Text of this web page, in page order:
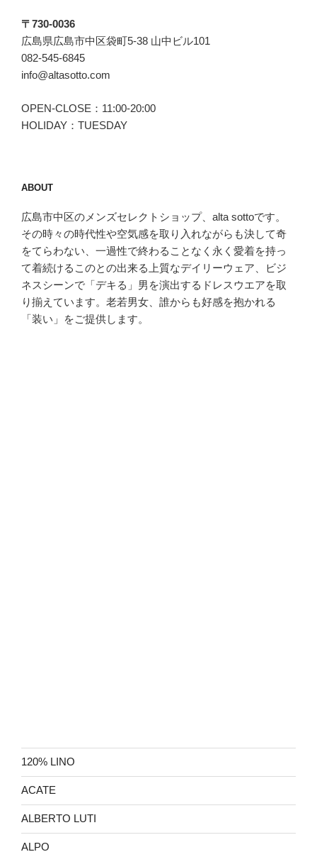
の
〒730-0036
広島県広島市中区袋町5-38 山中ビル101
082-545-6845
info@altasotto.com
OPEN-CLOSE：11:00-20:00
HOLIDAY：TUESDAY
ABOUT
広島市中区のメンズセレクトショップ、alta sottoです。
その時々の時代性や空気感を取り入れながらも決して奇
をてらわない、一過性で終わることなく永く愛着を持っ
て着続けるこのとの出来る上質なデイリーウェア、ビジ
ネスシーンで「デキる」男を演出するドレスウエアを取
り揃えています。老若男女、誰からも好感を抱かれる
「装い」をご提供します。
120% LINO
ACATE
ALBERTO LUTI
ALPO